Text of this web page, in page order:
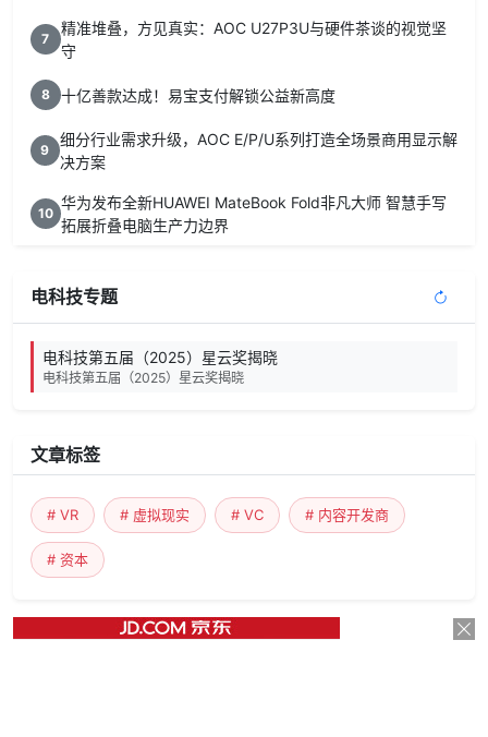
7
精准堆叠，方见真实：AOC U27P3U与硬件茶谈的视觉坚
守
8 十亿善款达成！易宝支付解锁公益新高度
9
细分行业需求升级，AOC E/P/U系列打造全场景商用显示解
决方案
10
华为发布全新HUAWEI MateBook Fold非凡大师 智慧手写
拓展折叠电脑生产力边界
电科技专题
电科技第五届（2025）星云奖揭晓
电科技第五届（2025）星云奖揭晓
文章标签
# VR # 虚拟现实 # VC # 内容开发商
# 资本